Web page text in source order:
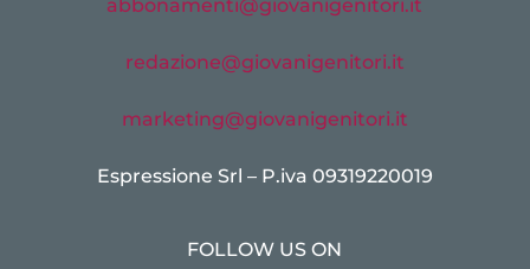
abbonamenti@giovanigenitori.it
redazione@giovanigenitori.it
marketing@giovanigenitori.it
Espressione Srl – P.iva 09319220019
FOLLOW US ON